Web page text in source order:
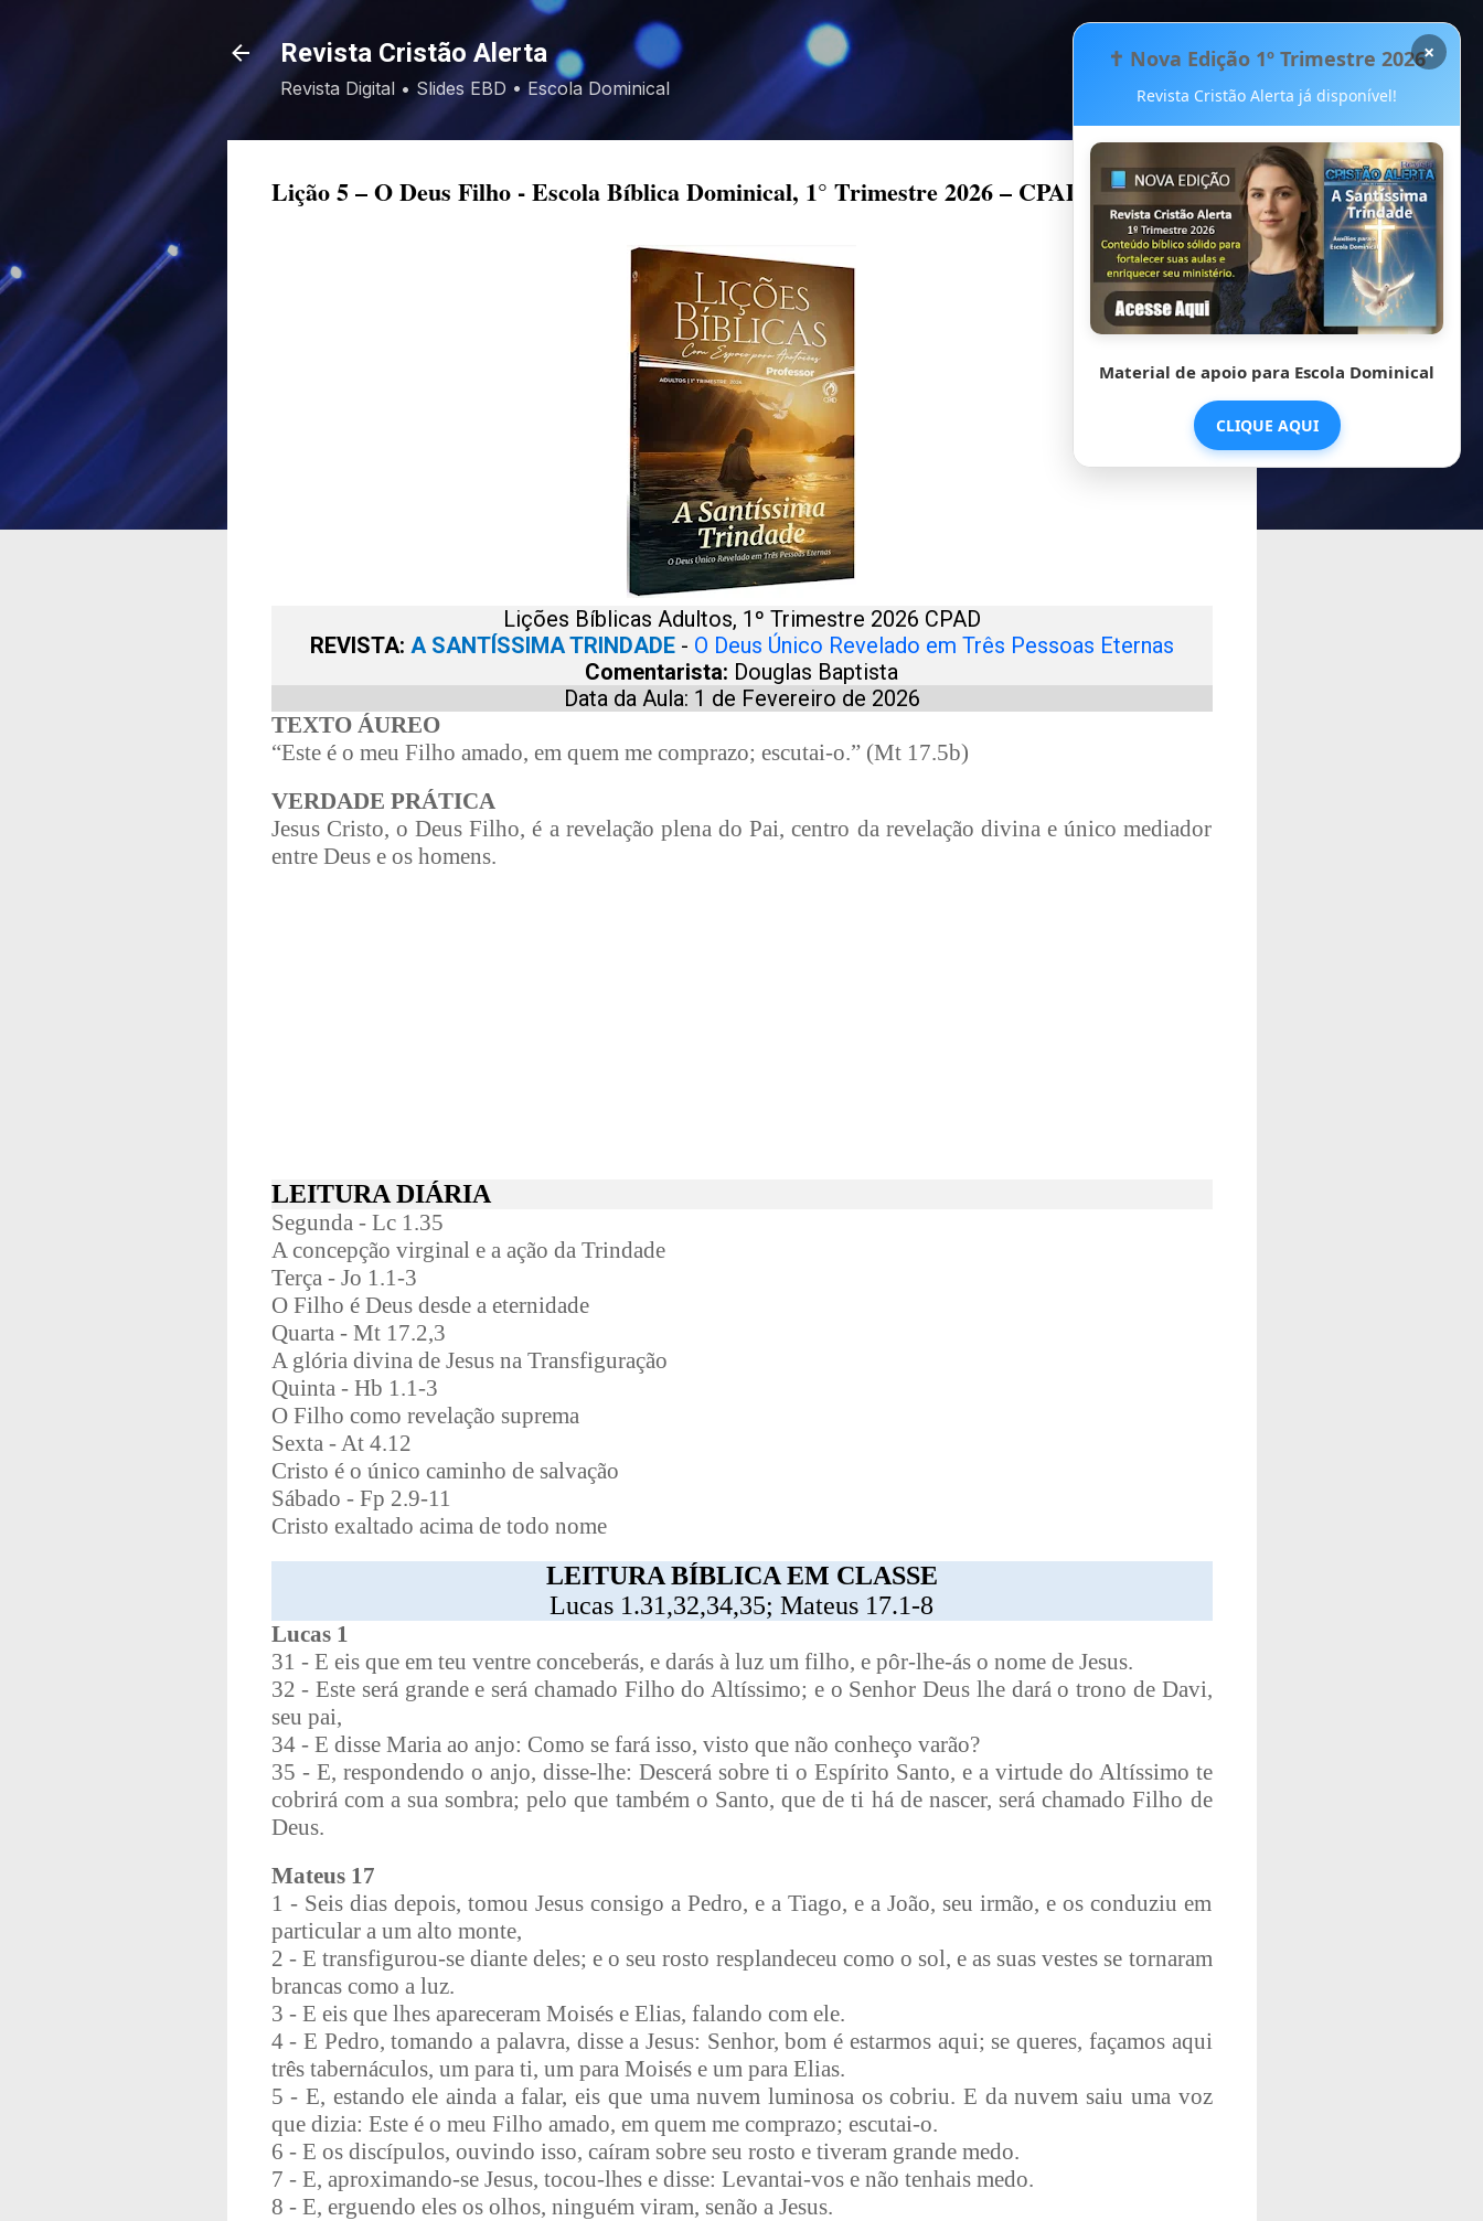
Pular para o conteúdo principal
Revista Cristão Alerta
Revista Digital • Slides EBD • Escola Dominical
Lição 5 – O Deus Filho - Escola Bíblica Dominical, 1° Trimestre 2026 – CPAD
Lições Bíblicas Adultos, 1º Trimestre 2026 CPAD
REVISTA: A SANTÍSSIMA TRINDADE - O Deus Único Revelado em Três Pessoas Eternas
Comentarista: Douglas Baptista
Data da Aula: 1 de Fevereiro de 2026
TEXTO ÁUREO
“Este é o meu Filho amado, em quem me comprazo; escutai-o.” (Mt 17.5b)
VERDADE PRÁTICA
Jesus Cristo, o Deus Filho, é a revelação plena do Pai, centro da revelação divina e único mediador
entre Deus e os homens.
LEITURA DIÁRIA
Segunda - Lc 1.35
A concepção virginal e a ação da Trindade
Terça - Jo 1.1-3
O Filho é Deus desde a eternidade
Quarta - Mt 17.2,3
A glória divina de Jesus na Transfiguração
Quinta - Hb 1.1-3
O Filho como revelação suprema
Sexta - At 4.12
Cristo é o único caminho de salvação
Sábado - Fp 2.9-11
Cristo exaltado acima de todo nome
LEITURA BÍBLICA EM CLASSE
Lucas 1.31,32,34,35; Mateus 17.1-8
Lucas 1
31 - E eis que em teu ventre conceberás, e darás à luz um filho, e pôr-lhe-ás o nome de Jesus.
32 - Este será grande e será chamado Filho do Altíssimo; e o Senhor Deus lhe dará o trono de Davi,
seu pai,
34 - E disse Maria ao anjo: Como se fará isso, visto que não conheço varão?
35 - E, respondendo o anjo, disse-lhe: Descerá sobre ti o Espírito Santo, e a virtude do Altíssimo te
cobrirá com a sua sombra; pelo que também o Santo, que de ti há de nascer, será chamado Filho de
Deus.
Mateus 17
1 - Seis dias depois, tomou Jesus consigo a Pedro, e a Tiago, e a João, seu irmão, e os conduziu em
particular a um alto monte,
2 - E transfigurou-se diante deles; e o seu rosto resplandeceu como o sol, e as suas vestes se tornaram
brancas como a luz.
3 - E eis que lhes apareceram Moisés e Elias, falando com ele.
4 - E Pedro, tomando a palavra, disse a Jesus: Senhor, bom é estarmos aqui; se queres, façamos aqui
três tabernáculos, um para ti, um para Moisés e um para Elias.
5 - E, estando ele ainda a falar, eis que uma nuvem luminosa os cobriu. E da nuvem saiu uma voz
que dizia: Este é o meu Filho amado, em quem me comprazo; escutai-o.
6 - E os discípulos, ouvindo isso, caíram sobre seu rosto e tiveram grande medo.
7 - E, aproximando-se Jesus, tocou-lhes e disse: Levantai-vos e não tenhais medo.
8 - E, erguendo eles os olhos, ninguém viram, senão a Jesus.
✝️ Nova Edição 1º Trimestre 2026
Revista Cristão Alerta já disponível!
Material de apoio para Escola Dominical
CLIQUE AQUI
×